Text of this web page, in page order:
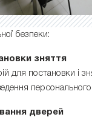
безпеки:
зняття
для постановки і
дверей